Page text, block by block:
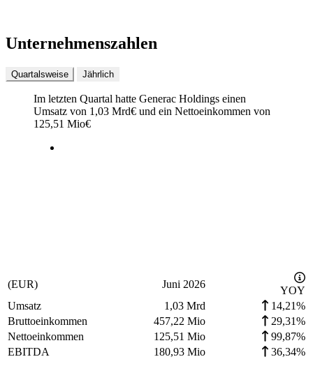
Unternehmenszahlen
Quartalsweise Jährlich
Im letzten Quartal hatte Generac Holdings einen
Umsatz von 1,03 Mrd€ und ein Nettoeinkommen von
125,51 Mio€
(EUR) Juni 2026
YOY
Umsatz
1,03 Mrd
14,21%
Bruttoeinkommen
457,22 Mio
29,31%
Nettoeinkommen
125,51 Mio
99,87%
EBITDA
180,93 Mio 36,34%